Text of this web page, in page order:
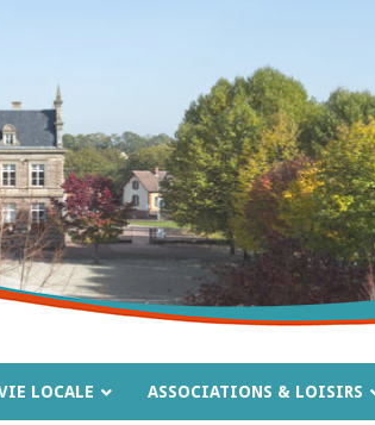
LOCALE ASSOCIATIONS & LOISIRS